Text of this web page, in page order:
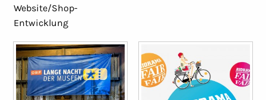
Website/Shop-
Entwicklung